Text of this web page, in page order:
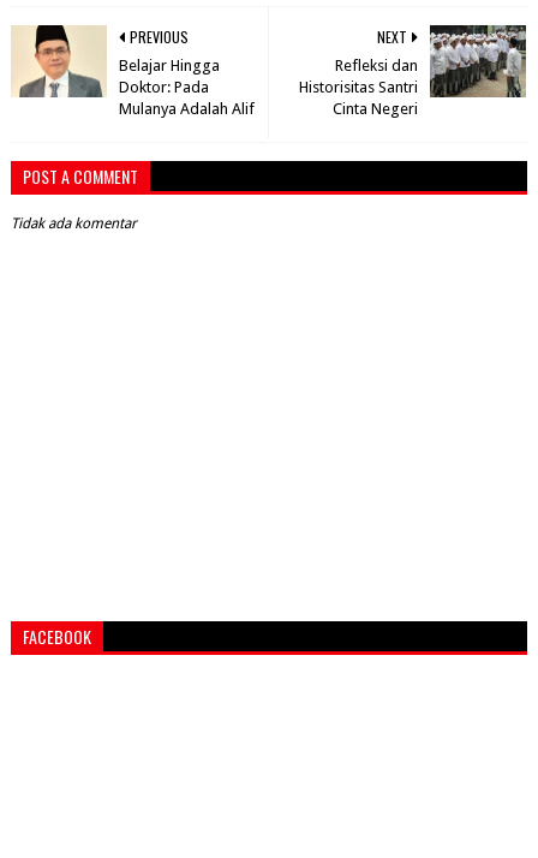
NEXT
Refleksi dan
Historisitas Santri
Cinta Negeri
PREVIOUS
Belajar Hingga
Doktor: Pada
Mulanya Adalah Alif
POST A COMMENT
Tidak ada komentar
FACEBOOK